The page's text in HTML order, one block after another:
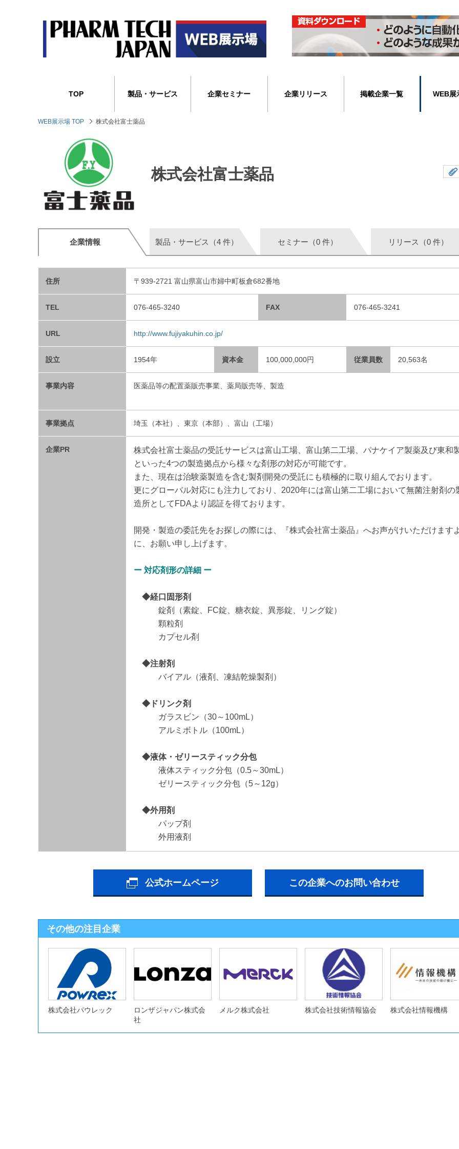
TOP 製品・サービス 企業セミナー 企業リリース 掲載企業一覧 WEB展
WEB展示場 TOP 株式会社富士薬品
株式会社富士薬品
企業情報 製品・サービス（4 件） セミナー（0 件） リリース（0 件）
住所 〒939-2721 富山県富山市婦中町板倉682番地
TEL 076-465-3240 FAX 076-465-3241
URL http://www.fujiyakuhin.co.jp/
設立 1954年 資本金 100,000,000円 従業員数 20,563名
事業内容 医薬品等の配置薬販売事業、薬局販売等、製造
事業拠点 埼玉（本社）、東京（本部）、富山（工場）
企業PR
株式会社富士薬品の受託サービスは富山工場、富山第二工場、パナケイア製薬及び東和
といった4つの製造拠点から様々な剤形の対応が可能です。
また、現在は治験薬製造を含む製剤開発の受託にも積極的に取り組んでおります。
更にグローバル対応にも注力しており、2020年には富山第二工場において無菌注射剤の
造所としてFDAより認証を得ております。
開発・製造の委託先をお探しの際には、『株式会社富士薬品』へお声がけいただけます
に、お願い申し上げます。
ー 対応剤形の詳細 ー
◆経口固形剤
錠剤（素錠、FC錠、糖衣錠、異形錠、リング錠）
顆粒剤
カプセル剤
◆注射剤
バイアル（液剤、凍結乾燥製剤）
◆ドリンク剤
ガラスビン（30～100mL）
アルミボトル（100mL）
◆液体・ゼリースティック分包
液体スティック分包（0.5～30mL）
ゼリースティック分包（5～12g）
◆外用剤
パップ剤
外用液剤
公式ホームページ この企業へのお問い合わせ
その他の注目企業
株式会社パウレック
ロンザジャパン株式会
社
メルク株式会社 株式会社技術情報協会 株式会社情報機構